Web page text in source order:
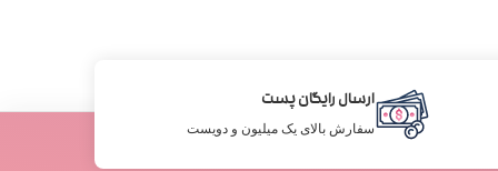
ارسال رایگان پست
سفارش بالای یک میلیون و دویست